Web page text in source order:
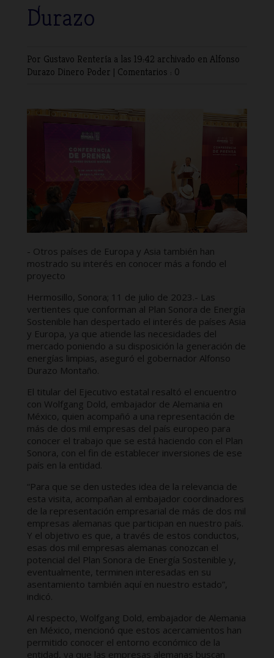
í
Durazo
Por Gustavo Rentería a las 19:42 archivado enAlfonso
Durazo Dinero Poder | Comentarios : 0
- Otros países de Europa y Asia también han
mostrado su interés en conocer más a fondo el
proyecto
Hermosillo, Sonora; 11 de julio de 2023.- Las
vertientes que conforman al Plan Sonora de Energía
Sostenible han despertado el interés de países Asia
y Europa, ya que atiende las necesidades del
mercado poniendo a su disposición la generación de
energías limpias, aseguró el gobernador Alfonso
Durazo Montaño.
El titular del Ejecutivo estatal resaltó el encuentro
con Wolfgang Dold, embajador de Alemania en
México, quien acompañó a una representación de
más de dos mil empresas del país europeo para
conocer el trabajo que se está haciendo con el Plan
Sonora, con el fin de establecer inversiones de ese
país en la entidad.
“Para que se den ustedes idea de la relevancia de
esta visita, acompañan al embajador coordinadores
de la representación empresarial de más de dos mil
empresas alemanas que participan en nuestro país.
Y el objetivo es que, a través de estos conductos,
esas dos mil empresas alemanas conozcan el
potencial del Plan Sonora de Energía Sostenible y,
eventualmente, terminen interesadas en su
asentamiento también aquí en nuestro estado”,
indicó.
Al respecto, Wolfgang Dold, embajador de Alemania
en México, mencionó que estos acercamientos han
permitido conocer el entorno económico de la
entidad, ya que las empresas alemanas buscan